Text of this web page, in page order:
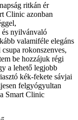
ritkán ér
Clinic azonban
és nyilvánvaló
valamiféle elegáns
rokonszenves,
be hozzájuk régi
a lehető legjobb
kék-fekete sávjai
felgyógyultan
Smart Clinic